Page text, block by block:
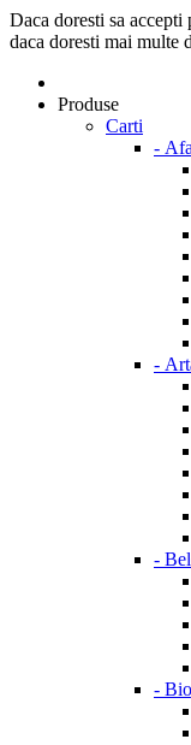
Daca doresti sa
daca doresti mai multe
Produse
Carti
-
-
-
-